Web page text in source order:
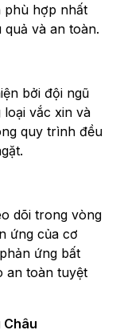
phù hợp nhất
và an toàn.
bởi đội ngũ
vắc xin và
quy trình đều
dõi trong vòng
ứng của cơ
ứng bất
an toàn tuyệt
Châu